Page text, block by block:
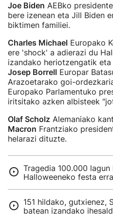
Joe Biden AEBko
bere izenean eta Jill Biden
biktimen familiei.
Charles Michael Europako
ere 'shock' a adierazi du
izandako heriotzengatik
Josep Borrell Europar
Arazoetarako goi-
Europako Parlamentuko
iritsitako azken albisteek
Olaf Scholz Alemaniako
Macron Frantziako
helarazi dituzte.
Tragedia 100.000
Halloweeneko festa
151 hildako, gutxienez,
batean izandako